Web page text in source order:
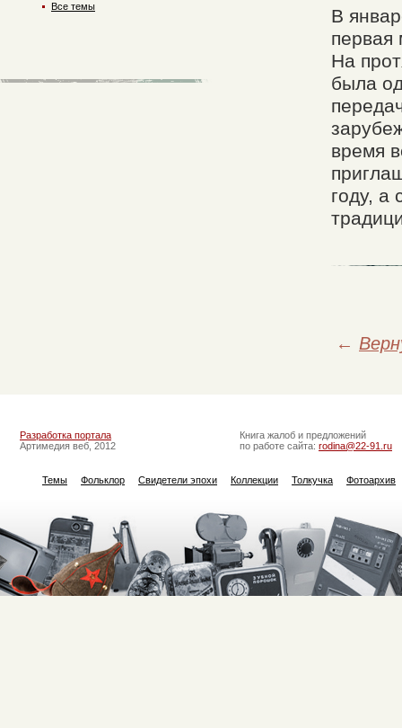
В
первая
На
была
время
году, а
←
Все темы
Разработка портала
Артимедия веб, 2012
Книга жалоб и предложений
по работе сайта: rodina@22-91.ru
Темы Фольклор Свидетели эпохи Коллекции Толкучка Фотоархив